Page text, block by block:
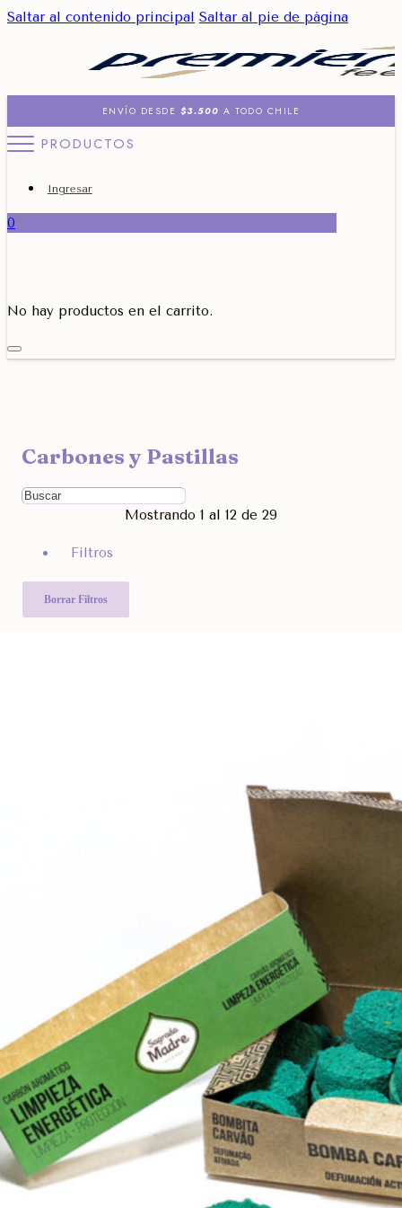
Saltar al contenido principal Saltar al pie de página
ENVÍO DESDE $3.500 A TODO CHILE
PRODUCTOS
Ingresar
0
No hay productos en el carrito.
Filtra por Marcas
Ordenar Por
Otras Categorías
Carbones y Pastillas
Mostrando 1 al 12 de 29
Filtros
Borrar Filtros